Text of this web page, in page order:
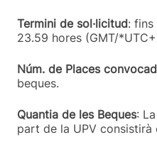
Termini de sol·licitud:
23.59 hores (GMT/
Núm. de Places
beques.
Quantia de les Beques:
part de la UPV consistirà